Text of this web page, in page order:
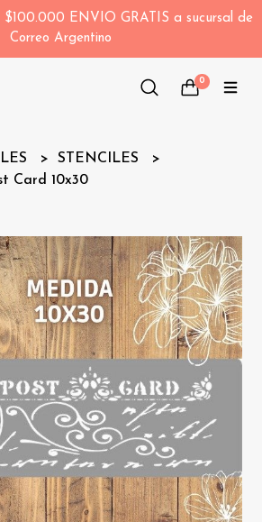
$100.000 ENVIO GRATIS a sucursal de
Correo Argentino
0
STENCILES
Card 10x30